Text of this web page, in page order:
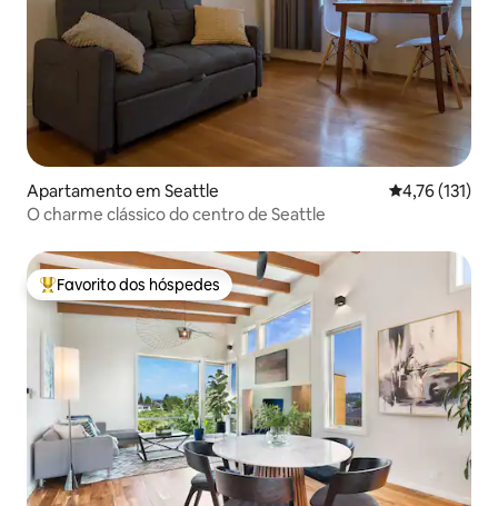
Apartamento em Seattle Classificação
4,76 (131)
O charme clássico do centro de Seattle
Favoritos dos hóspedes mais apreciados
Favorito dos hóspedes